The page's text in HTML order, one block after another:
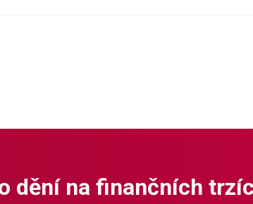
dění na finančních